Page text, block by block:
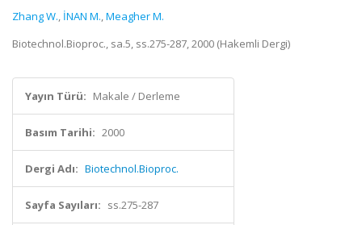
Zhang W., İNAN M.,Meagher M.
Biotechnol.Bioproc., sa.5, ss.275-287, 2000 (Hakemli Dergi)
Yayın Türü: Makale / Derleme
Basım Tarihi: 2000
Dergi Adı: Biotechnol.Bioproc.
Sayfa Sayıları: ss.275-287